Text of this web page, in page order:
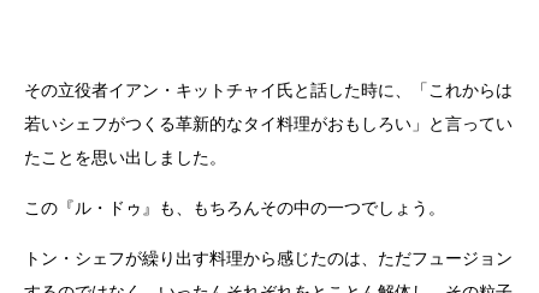
その立役者イアン・キットチャイ氏と話した時に、「これからは
若いシェフがつくる革新的なタイ料理がおもしろい」と言ってい
たことを思い出しました。
この『ル・ドゥ』も、もちろんその中の一つでしょう。
トン・シェフが繰り出す料理から感じたのは、ただフュージョン